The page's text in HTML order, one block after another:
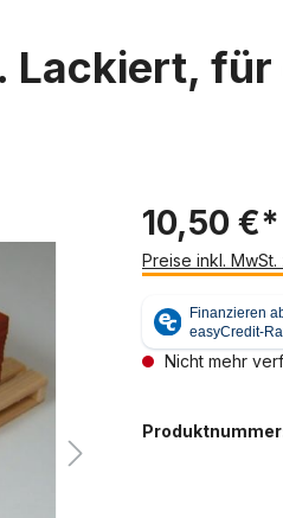
Lackiert, für
10,50 €*
Preise inkl.
Nicht mehr